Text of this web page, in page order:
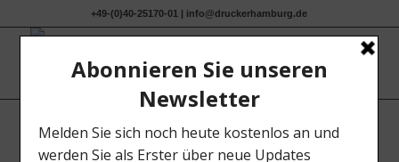
+49-(0)40-25170-01 | info@druckerhamburg.de